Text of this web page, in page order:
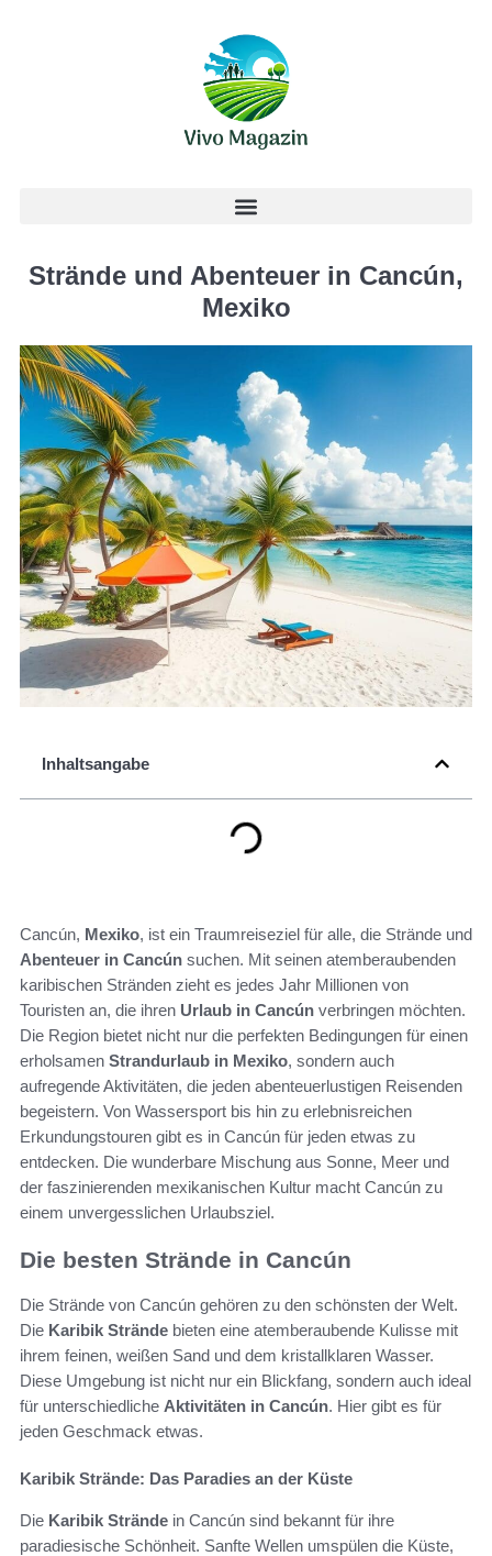
Strände und Abenteuer in Cancún,
Mexiko
Inhaltsangabe
Cancún, Mexiko, ist ein Traumreiseziel für alle, die Strände und
Abenteuer in Cancún suchen. Mit seinen atemberaubenden
karibischen Stränden zieht es jedes Jahr Millionen von
Touristen an, die ihren Urlaub in Cancún verbringen möchten.
Die Region bietet nicht nur die perfekten Bedingungen für einen
erholsamen Strandurlaub in Mexiko, sondern auch
aufregende Aktivitäten, die jeden abenteuerlustigen Reisenden
begeistern. Von Wassersport bis hin zu erlebnisreichen
Erkundungstouren gibt es in Cancún für jeden etwas zu
entdecken. Die wunderbare Mischung aus Sonne, Meer und
der faszinierenden mexikanischen Kultur macht Cancún zu
einem unvergesslichen Urlaubsziel.
Die besten Strände in Cancún
Die Strände von Cancún gehören zu den schönsten der Welt.
Die Karibik Strände bieten eine atemberaubende Kulisse mit
ihrem feinen, weißen Sand und dem kristallklaren Wasser.
Diese Umgebung ist nicht nur ein Blickfang, sondern auch ideal
für unterschiedliche Aktivitäten in Cancún. Hier gibt es für
jeden Geschmack etwas.
Karibik Strände: Das Paradies an der Küste
Die Karibik Strände in Cancún sind bekannt für ihre
paradiesische Schönheit. Sanfte Wellen umspülen die Küste,